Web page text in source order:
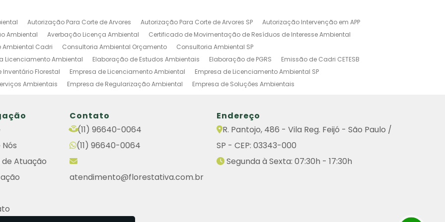
Autorização Para Corte de Arvores Autorização Para Corte de Arvores SP
Autorização Intervenção em APP
Ambiental Averbação Licença Ambiental
Certificado de Movimentação de Resíduos de Interesse Ambiental
Ambiental Cadri
Consultoria Ambiental Orçamento
Consultoria Ambiental SP
Licenciamento Ambiental Elaboração de Estudos Ambientais Elaboração de PGRS
Emissão de Cadri CETESB
Inventário Florestal Empresa de Licenciamento Ambiental
Empresa de Licenciamento Ambiental SP
Ambientais Empresa de Regularização Ambiental
Empresa de Soluções Ambientais
Licença Para Intervenção em APP Licenciamento de Atividades Poluidoras
Serviços E Consultoria Ambiental Serviços de Licenciamento Ambiental
Sistema de Gestão Ambiental
de Licenciamento de Atividades Poluidoras
Empresas de Licenciamento Ambiental
Terreno Particular Remoção de Árvores em Terreno Particular Laudo Ambiental
Remoção de Arvore
Cetesb Consulta Licença Cetesb
Cetesb Consulta
Ambiental
de Atuação
Contato
(11) 96640-0064
(11) 96640-0064
atendimento@florestativa.com.br
Endereço
R. Pantojo, 486 - Vila Reg. Feijó - São Paulo /
SP - CEP: 03343-000
Segunda à Sexta: 07:30h - 17:30h